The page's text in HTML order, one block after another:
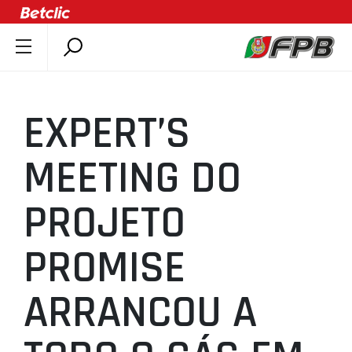
ÚLTIMAS
COMPETIÇÕES
ASSOCIAÇÕES
CLUBES
AGENTES
AGENDA
SELEÇÕES
MINIBASQUETE
EXPERT’S
MEETING DO
PROJETO
PROMISE
ARRANCOU A